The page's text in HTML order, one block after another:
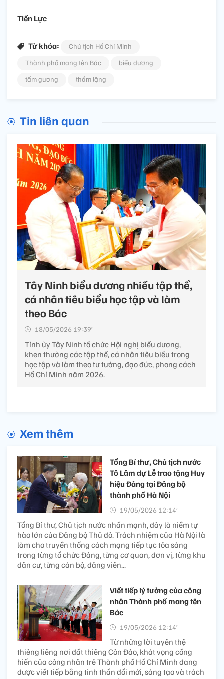
Tiến Lực
Từ khóa:
Chủ tịch Hồ Chí Minh
Thành phố mang tên Bác
biểu dương
tấm gương
thầm lặng
Tin liên quan
Tây Ninh biểu dương nhiều tập thể,
cá nhân tiêu biểu học tập và làm
theo Bác
18/05/2026 19:39’
Tỉnh ủy Tây Ninh tổ chức Hội nghị biểu dương,
khen thưởng các tập thể, cá nhân tiêu biểu trong
học tập và làm theo tư tưởng, đạo đức, phong cách
Hồ Chí Minh năm 2026.
Xem thêm
Tổng Bí thư, Chủ tịch nước
Tô Lâm dự Lễ trao tặng Huy
hiệu Đảng tại Đảng bộ
thành phố Hà Nội
19/05/2026 12:14’
Tổng Bí thư, Chủ tịch nước nhấn mạnh, đây là niềm tự
hào lớn của Đảng bộ Thủ đô. Trách nhiệm của Hà Nội là
làm cho truyền thống cách mạng tiếp tục tỏa sáng
trong từng tổ chức Đảng, từng cơ quan, đơn vị, từng khu
dân cư, từng cán bộ, đảng viên...
Viết tiếp lý tưởng của công
nhân Thành phố mang tên
Bác
19/05/2026 12:14’
Từ những lời tuyên thệ
thiêng liêng nơi đất thiêng Côn Đảo, khát vọng cống
hiến của công nhân trẻ Thành phố Hồ Chí Minh đang
được viết tiếp bằng tinh thần đổi mới, sáng tạo và trách